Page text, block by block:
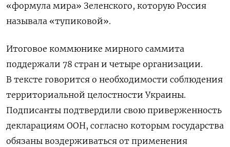
«формула мира» Зеленского, которую Россия
называла «тупиковой».
Итоговое коммюнике мирного саммита
поддержали 78 стран и четыре организации.
В тексте говорится о необходимости соблюдения
территориальной целостности Украины.
Подписанты подтвердили свою приверженность
декларациям ООН, согласно которым государства
обязаны воздерживаться от применения